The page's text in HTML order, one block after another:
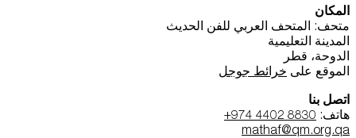
المكان
متحف: المتحف العربي للفن الحديث
المدينة التعليمية
الدوحة، قطر
الموقع على خرائط جوجل
اتصل بنا
هاتف: +974 4402 8830
mathaf@qm.org.qa